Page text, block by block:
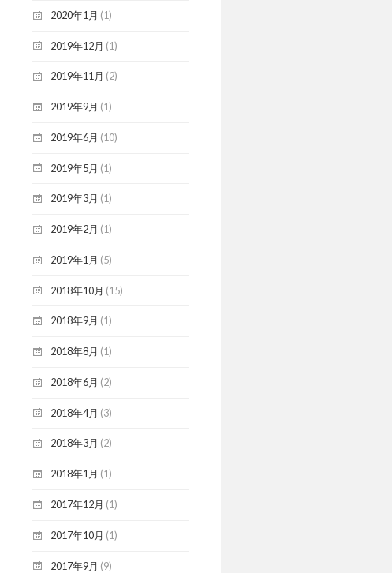
2020年1月 (1)
2019年12月 (1)
2019年11月 (2)
2019年9月 (1)
2019年6月 (10)
2019年5月 (1)
2019年3月 (1)
2019年2月 (1)
2019年1月 (5)
2018年10月 (15)
2018年9月 (1)
2018年8月 (1)
2018年6月 (2)
2018年4月 (3)
2018年3月 (2)
2018年1月 (1)
2017年12月 (1)
2017年10月 (1)
2017年9月 (9)